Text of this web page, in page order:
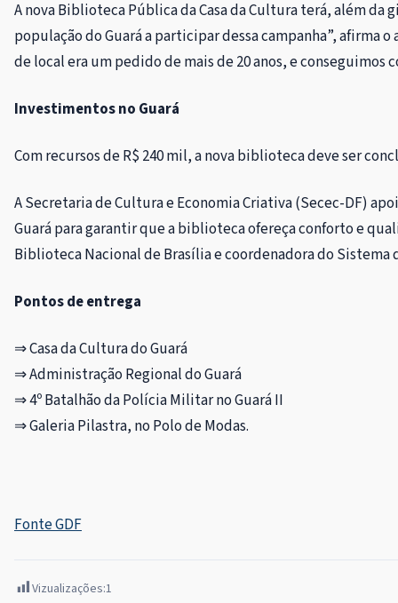
A nova Biblioteca Pública da Casa da Cultura terá, além
população do Guará a participar dessa campanha”, afirma
de local era um pedido de mais de 20 anos, e conseguimos
Investimentos no Guará
Com recursos de R$ 240 mil, a nova biblioteca deve ser
A Secretaria de Cultura e Economia Criativa (Secec-DF)
Guará para garantir que a biblioteca ofereça conforto e
Biblioteca Nacional de Brasília e coordenadora do Sistema
Pontos de entrega
⇒ Casa da Cultura do Guará
⇒Administração Regional do Guará
⇒4º Batalhão da Polícia Militar no Guará II
⇒ Galeria Pilastra, no Polo de Modas.
Fonte GDF
Vizualizações:1